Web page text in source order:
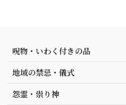
呪物・いわく付きの品
地域の禁忌・儀式
怨霊・祟り神